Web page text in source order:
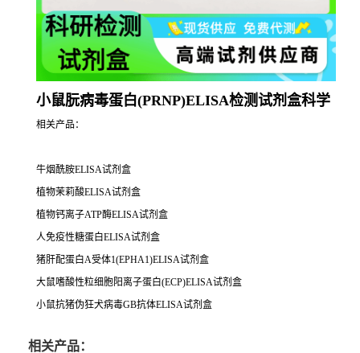
小鼠朊病毒蛋白(PRNP)ELISA检测试剂盒科学
相关产品：
牛烟酰胺ELISA试剂盒
植物茉莉酸ELISA试剂盒
植物钙离子ATP酶ELISA试剂盒
人免疫性糖蛋白ELISA试剂盒
猪肝配蛋白A受体1(EPHA1)ELISA试剂盒
大鼠嗜酸性粒细胞阳离子蛋白(ECP)ELISA试剂盒
小鼠抗猪伪狂犬病毒GB抗体ELISA试剂盒
相关产品：